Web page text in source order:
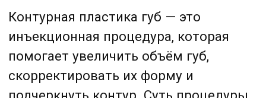
подчеркнуть контур. Суть процедуры
заключается во введении в область
губ филлеров на основе гиалуроновой
кислоты.
Преимущества: